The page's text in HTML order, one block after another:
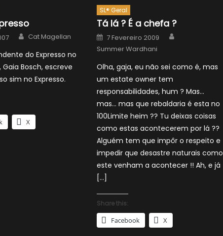
Author
Cat Magellan
do Expresso no
Gaia Bosch, escreve
sim no Expresso.
X
SL® Geral
Tá lá ? É a chefa ?
Posted
on
7 Fevereiro 2009
Summer Wardhani
Olha, gaja, eu não sei como é, mas
um estate owner tem
responsabilidades, hum ? Mas…
mas… mas que rebaldaria é esta no
100Limite heim ?? Tu deixas coisas
como estas acontecerem por lá ??
Alguém tem que impôr o respeito e
impedir que desastre naturais como
este venham a acontecer !! Ah, e já
[…]
Share this:
Facebook X